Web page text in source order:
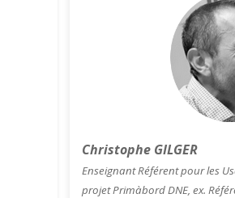
Christophe GILGER
Enseignant Référent pour les
projet Primàbord DNE, ex.